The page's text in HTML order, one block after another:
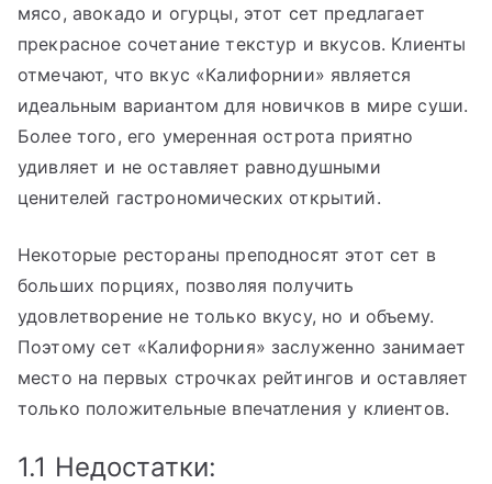
мясо, авокадо и огурцы, этот сет предлагает
прекрасное сочетание текстур и вкусов. Клиенты
отмечают, что вкус «Калифорнии» является
идеальным вариантом для новичков в мире суши.
Более того, его умеренная острота приятно
удивляет и не оставляет равнодушными
ценителей гастрономических открытий.
Некоторые рестораны преподносят этот сет в
больших порциях, позволяя получить
удовлетворение не только вкусу, но и объему.
Поэтому сет «Калифорния» заслуженно занимает
место на первых строчках рейтингов и оставляет
только положительные впечатления у клиентов.
1.1 Недостатки: